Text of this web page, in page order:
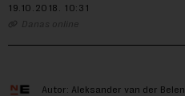
19.10.2018. 10:31
Danas online
Autor: Aleksander van der Belen